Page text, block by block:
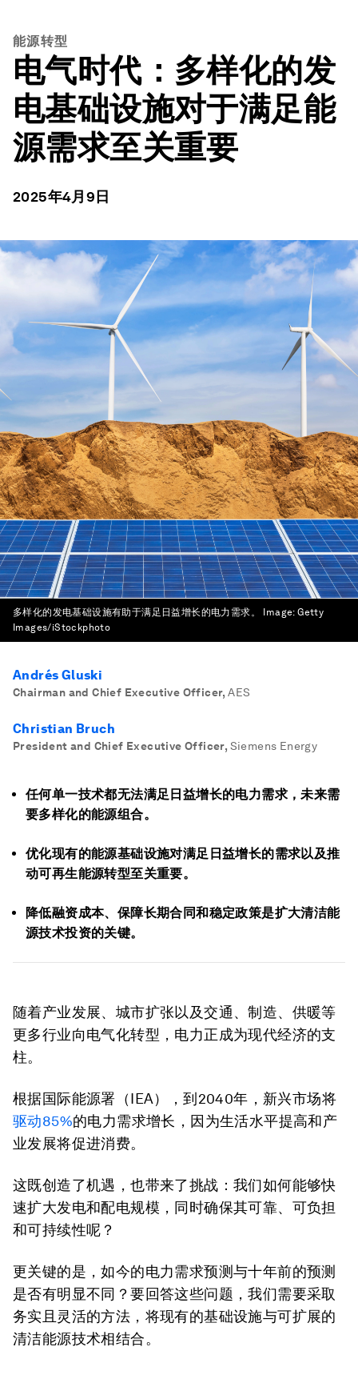
能源转型
电气时代：多样化的发
电基础设施对于满足能
源需求至关重要
2025年4月9日
多样化的发电基础设施有助于满足日益增长的电力需求。 Image:Getty
Images/iStockphoto
Andrés Gluski
Chairman and Chief Executive Officer, AES
Christian Bruch
President and Chief Executive Officer, Siemens Energy
任何单一技术都无法满足日益增长的电力需求，未来需
要多样化的能源组合。
优化现有的能源基础设施对满足日益增长的需求以及推
动可再生能源转型至关重要。
降低融资成本、保障长期合同和稳定政策是扩大清洁能
源技术投资的关键。
随着产业发展、城市扩张以及交通、制造、供暖等
更多行业向电气化转型，电力正成为现代经济的支
柱。
根据国际能源署（IEA），到2040年，新兴市场将
驱动85%的电力需求增长，因为生活水平提高和产
业发展将促进消费。
这既创造了机遇，也带来了挑战：我们如何能够快
速扩大发电和配电规模，同时确保其可靠、可负担
和可持续性呢？
更关键的是，如今的电力需求预测与十年前的预测
是否有明显不同？要回答这些问题，我们需要采取
务实且灵活的方法，将现有的基础设施与可扩展的
清洁能源技术相结合。